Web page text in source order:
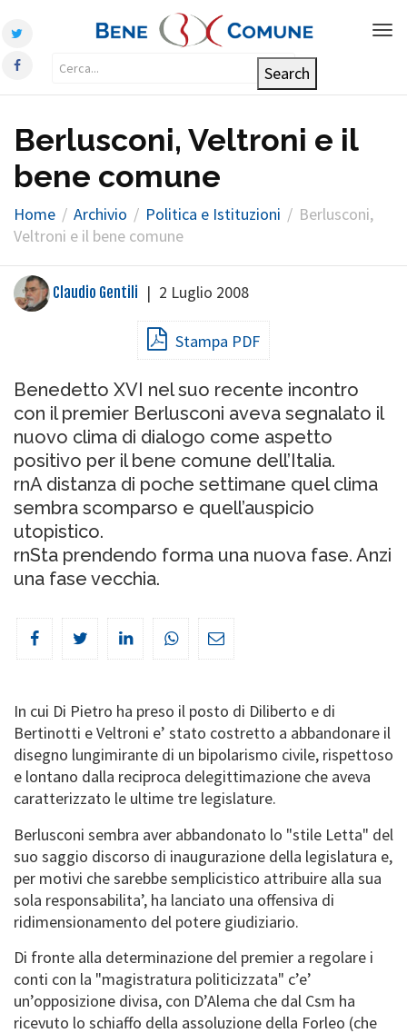
Berlusconi, Veltroni e il
bene comune
Home Archivio Politica e Istituzioni
Berlusconi,
Veltroni e il bene comune
Claudio Gentili | 2 Luglio 2008
Stampa PDF
Benedetto XVI nel suo recente incontro
con il premier Berlusconi aveva segnalato il
nuovo clima di dialogo come aspetto
positivo per il bene comune dell’Italia.
rnA distanza di poche settimane quel clima
sembra scomparso e quell’auspicio
utopistico.
rnSta prendendo forma una nuova fase. Anzi
una fase vecchia.
In cui Di Pietro ha preso il posto di Diliberto e di
Bertinotti e Veltroni e’ stato costretto a abbandonare il
disegno lungimirante di un bipolarismo civile, rispettoso
e lontano dalla reciproca delegittimazione che aveva
caratterizzato le ultime tre legislature.
Berlusconi sembra aver abbandonato lo "stile Letta" del
suo saggio discorso di inaugurazione della legislatura e,
per motivi che sarebbe semplicistico attribuire alla sua
sola responsabilita’, ha lanciato una offensiva di
ridimensionamento del potere giudiziario.
Di fronte alla determinazione del premier a regolare i
conti con la "magistratura politicizzata" c’e’
un’opposizione divisa, con D’Alema che dal Csm ha
ricevuto lo schiaffo della assoluzione della Forleo (che